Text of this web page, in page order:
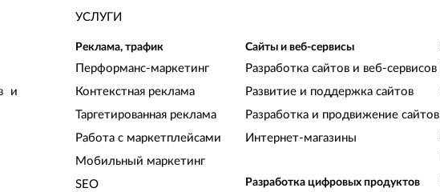
и
УСЛУГИ
Реклама, трафик
Перформанс-маркетинг
Контекстная реклама
Таргетированная реклама
Работа с маркетплейсами
Мобильный маркетинг
SEO
Сайты и веб-сервисы
Разработка сайтов и веб-сервисов
Развитие и поддержка сайтов
Разработка и продвижение сайтов
Интернет-магазины
Разработка цифровых продуктов